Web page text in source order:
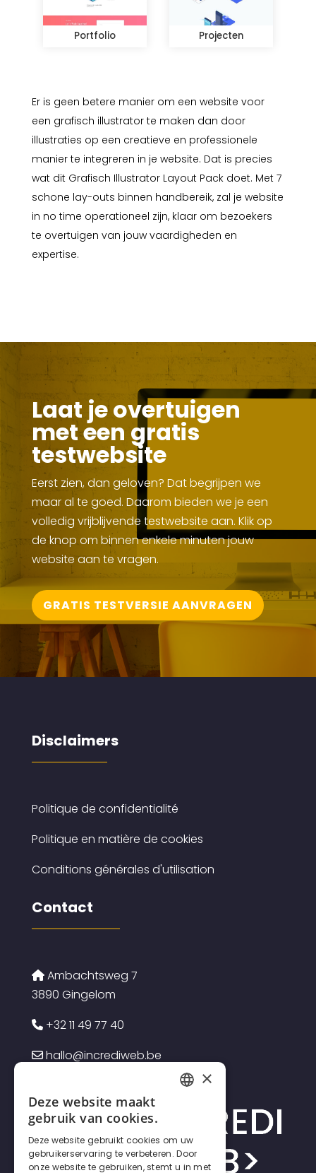
Er is geen betere manier om een website voor
een grafisch illustrator te maken dan door
illustraties op een creatieve en professionele
manier te integreren in je website. Dat is precies
wat dit Grafisch Illustrator Layout Pack doet. Met 7
schone lay-outs binnen handbereik, zal je website
in no time operationeel zijn, klaar om bezoekers
te overtuigen van jouw vaardigheden en
expertise.
Portfolio Projecten
Laat je overtuigen
met een gratis
testwebsite
Eerst zien, dan geloven? Dat begrijpen we
maar al te goed. Daarom bieden we je een
volledig vrijblijvende testwebsite aan. Klik op
de knop om binnen enkele minuten jouw
website aan te vragen.
GRATIS TESTVERSIE AANVRAGEN
Disclaimers
Politique de confidentialité
Politique en matière de cookies
Conditions générales d'utilisation
Contact
Ambachtsweg 7
3890 Gingelom
+32 11 49 77 40
hallo@incrediweb.be
DUTCH
ENGLISH
×
Deze website maakt
gebruik van cookies.
Deze website gebruikt cookies om uw
gebruikerservaring te verbeteren. Door
onze website te gebruiken, stemt u in met